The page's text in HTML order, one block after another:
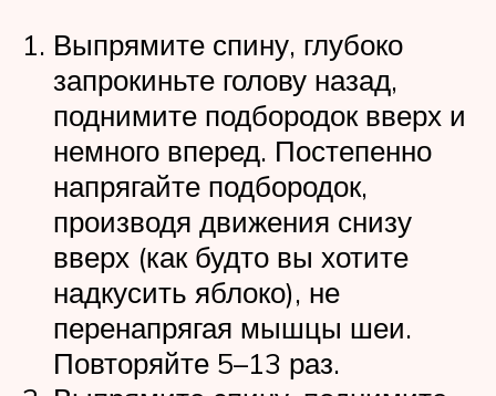
Выпрямите спину, глубоко
запрокиньте голову назад,
поднимите подбородок вверх и
немного вперед. Постепенно
напрягайте подбородок,
производя движения снизу
вверх (как будто вы хотите
надкусить яблоко), не
перенапрягая мышцы шеи.
Повторяйте 5–13 раз.